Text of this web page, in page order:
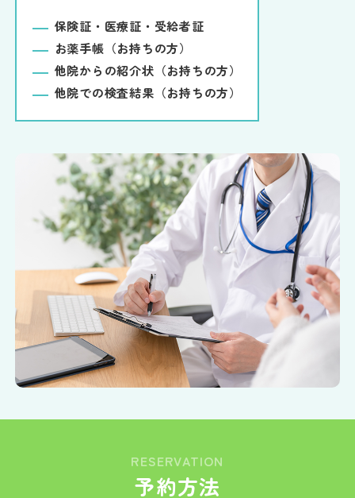
保険証・医療証・受給者証
お薬手帳（お持ちの方）
他院からの紹介状（お持ちの方）
他院での検査結果（お持ちの方）
RESERVATION
予約方法